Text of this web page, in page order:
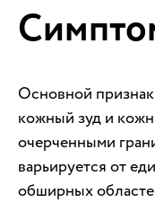
Основной
кожный зуд и
очерченными
варьируется от
обширных